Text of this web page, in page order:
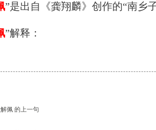
”是出自《龚翔麟》创作的“南乡
”解释：
佩 的上一句